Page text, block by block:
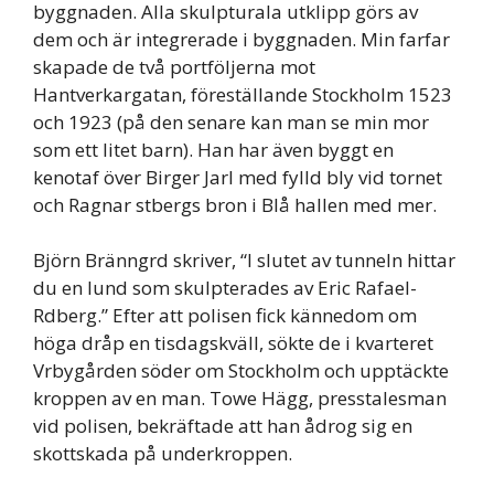
byggnaden. Alla skulpturala utklipp görs av
dem och är integrerade i byggnaden. Min farfar
skapade de två portföljerna mot
Hantverkargatan, föreställande Stockholm 1523
och 1923 (på den senare kan man se min mor
som ett litet barn). Han har även byggt en
kenotaf över Birger Jarl med fylld bly vid tornet
och Ragnar stbergs bron i Blå hallen med mer.
Björn Bränngrd skriver, “I slutet av tunneln hittar
du en lund som skulpterades av Eric Rafael-
Rdberg.” Efter att polisen fick kännedom om
höga dråp en tisdagskväll, sökte de i kvarteret
Vrbygården söder om Stockholm och upptäckte
kroppen av en man. Towe Hägg, presstalesman
vid polisen, bekräftade att han ådrog sig en
skottskada på underkroppen.